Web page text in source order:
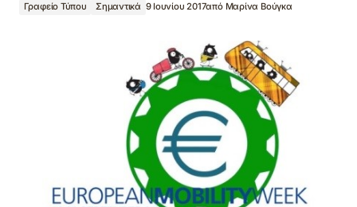
Γραφείο Τύπου Σημαντικά 9 Ιουνίου 2017από Μαρίνα Βούγκα